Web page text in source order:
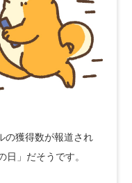
の獲得数が報道され
日」だそうです。